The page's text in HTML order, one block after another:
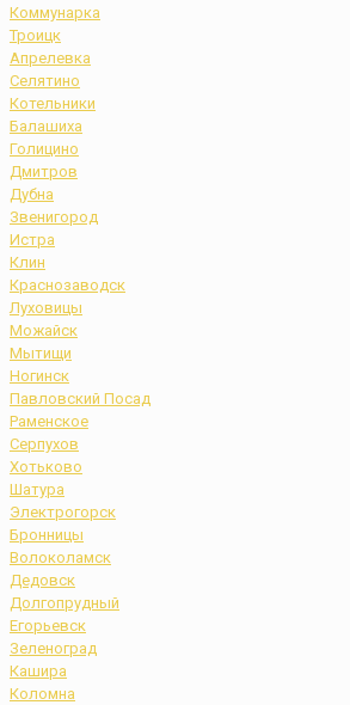
Коммунарка
Троицк
Апрелевка
Селятино
Котельники
Балашиха
Голицино
Дмитров
Дубна
Звенигород
Истра
Клин
Краснозаводск
Луховицы
Можайск
Мытищи
Ногинск
Павловский Посад
Раменское
Серпухов
Хотьково
Шатура
Электрогорск
Бронницы
Волоколамск
Дедовск
Долгопрудный
Егорьевск
Зеленоград
Кашира
Коломна